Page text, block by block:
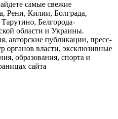
самые свежие
Рени, Килии, Болграда,
Белгорода-
области и Украины.
авторские публикации, пресс-
органов власти, эксклюзивные
образования, спорта и
сайта